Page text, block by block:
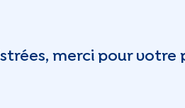
merci pour votre